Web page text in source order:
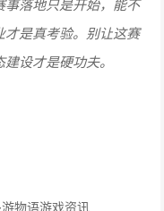
落地只是开始，能不
是真考验。别让这赛
设才是硬功夫。